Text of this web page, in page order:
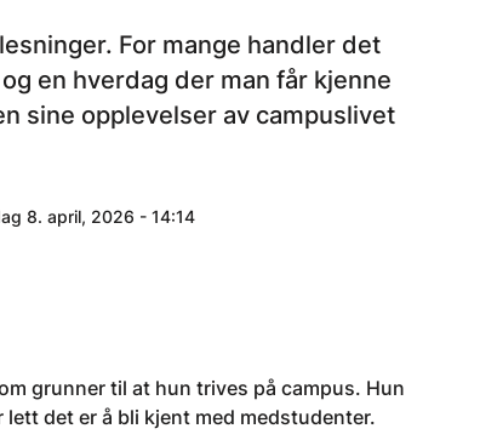
For mange handler det
en hverdag der man får kjenne
sine opplevelser av campuslivet
8. april, 2026 - 14:14
grunner til at hun trives på campus. Hun
det er å bli kjent med medstudenter.